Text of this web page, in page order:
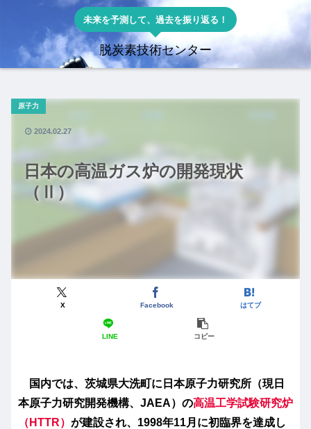
未来を予測して、過去を振り返る！
脱炭素技術センター
日本の高温ガス炉の開発現状
（Ⅱ）
原子力
X Facebook はてブ
LINE コピー
2024.02.27
国内では、茨城県大洗町に日本原子力研究所（現日
本原子力研究開発機構、JAEA）の高温工学試験研究炉
（HTTR） が建設され、1998年11月に初臨界を達成し